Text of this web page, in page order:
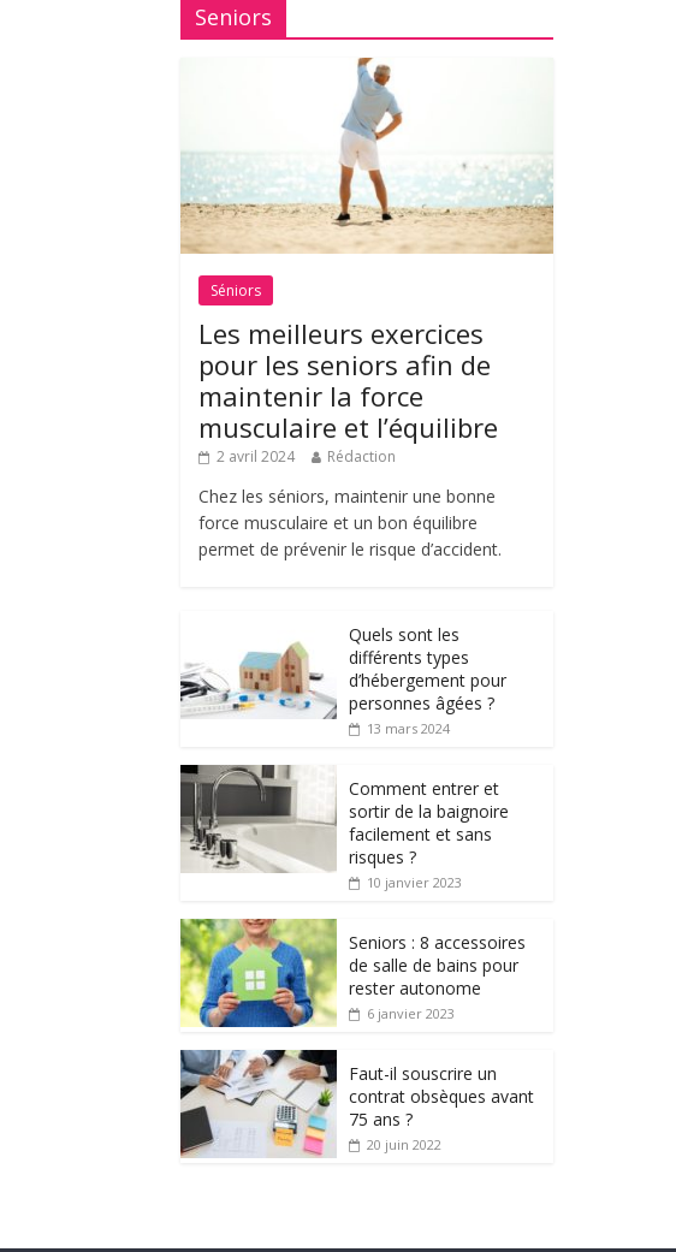
Seniors
Séniors
Les meilleurs exercices
pour les seniors afin de
maintenir la force
musculaire et l’équilibre
2 avril 2024 Rédaction
Chez les séniors, maintenir une bonne
force musculaire et un bon équilibre
permet de prévenir le risque d’accident.
Quels sont les
différents types
d’hébergement pour
personnes âgées ?
13 mars 2024
Comment entrer et
sortir de la baignoire
facilement et sans
risques ?
10 janvier 2023
Seniors : 8 accessoires
de salle de bains pour
rester autonome
6 janvier 2023
Faut-il souscrire un
contrat obsèques avant
75 ans ?
20 juin 2022